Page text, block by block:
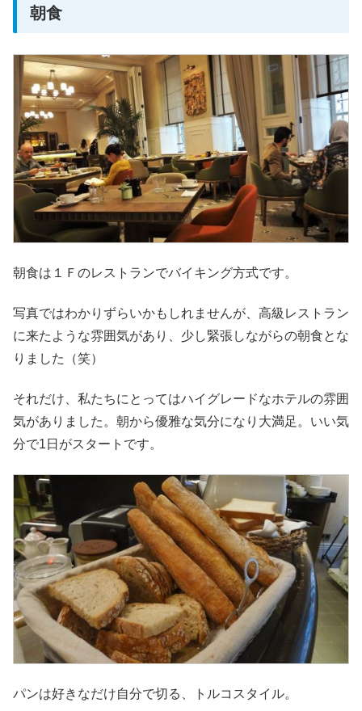
朝食
朝食は１Ｆのレストランでバイキング方式です。
写真ではわかりずらいかもしれませんが、高級レストラン
に来たような雰囲気があり、少し緊張しながらの朝食とな
りました（笑）
それだけ、私たちにとってはハイグレードなホテルの雰囲
気がありました。朝から優雅な気分になり大満足。いい気
分で1日がスタートです。
パンは好きなだけ自分で切る、トルコスタイル。